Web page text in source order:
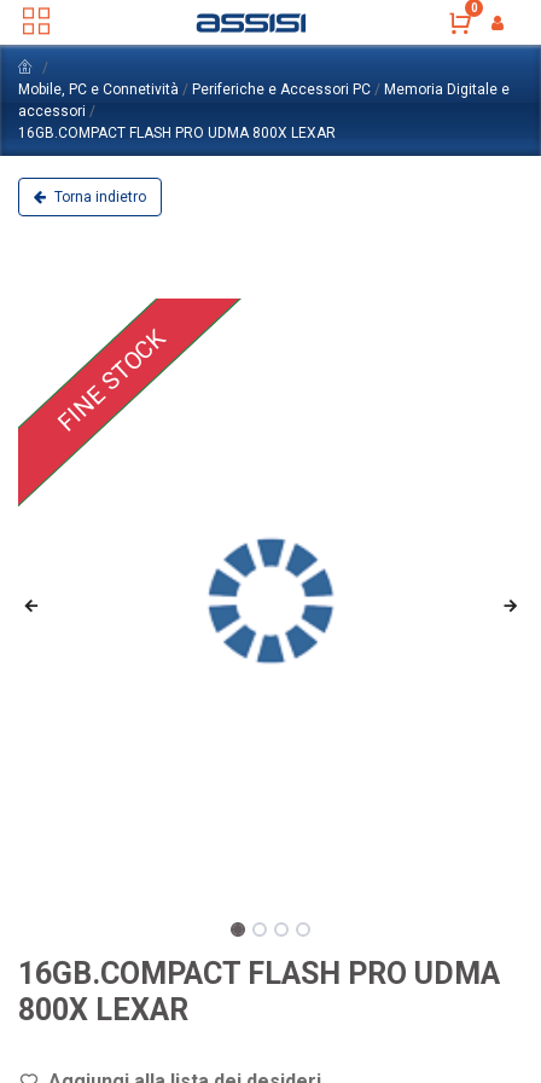
0
Mobile, PC e Connetività / Periferiche e Accessori PC / Memoria Digitale e
accessori /
16GB.COMPACT FLASH PRO UDMA 800X LEXAR
Torna indietro
FINE STOCK
16GB.COMPACT FLASH PRO UDMA
800X LEXAR